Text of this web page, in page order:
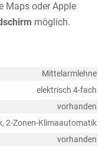
Maps oder Apple
möglich.
Mittelarmlehne
elektrisch 4-fach
vorhanden
2-Zonen-Klimaautomatik
vorhanden